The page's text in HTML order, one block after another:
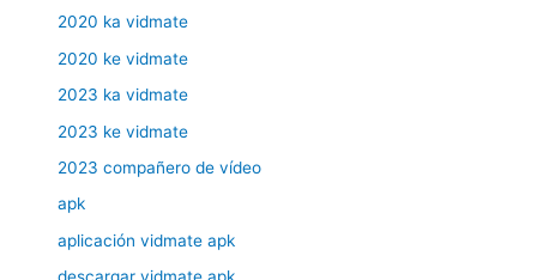
2020 ka vidmate
2020 ke vidmate
2023 ka vidmate
2023 ke vidmate
2023 compañero de vídeo
apk
aplicación vidmate apk